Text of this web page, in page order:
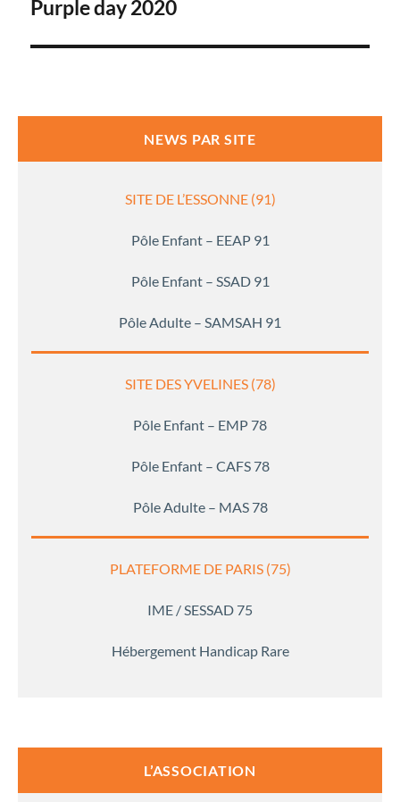
Purple day 2020
NEWS PAR SITE
SITE DE L’ESSONNE (91)
Pôle Enfant – EEAP 91
Pôle Enfant – SSAD 91
Pôle Adulte – SAMSAH 91
SITE DES YVELINES (78)
Pôle Enfant – EMP 78
Pôle Enfant – CAFS 78
Pôle Adulte – MAS 78
PLATEFORME DE PARIS (75)
IME / SESSAD 75
Hébergement Handicap Rare
L’ASSOCIATION